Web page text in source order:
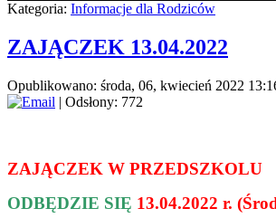
Kategoria: Informacje dla Rodziców
ZAJĄCZEK 13.04.2022
Opublikowano: środa, 06, kwiecień 2022
| Odsłony: 772
ZAJĄCZEK W PRZEDSZKOLU
ODBĘDZIE SIĘ 13.04.2022 r.